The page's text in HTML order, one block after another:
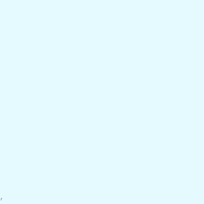
,